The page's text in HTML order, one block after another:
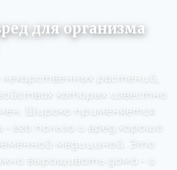
для организма
растений,
которых известно
Широко применяется
– его польза и вред хорошо
медициной. Это
выращивать дома – и